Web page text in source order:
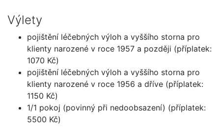
Výlety
pojištění léčebných výloh a vyššího storna pro
klienty narozené v roce 1957 a později (příplatek:
1070 Kč)
pojištění léčebných výloh a vyššího storna pro
klienty narozené v roce 1956 a dříve (příplatek:
1150 Kč)
1/1 pokoj (povinný při nedoobsazení) (příplatek:
5500 Kč)